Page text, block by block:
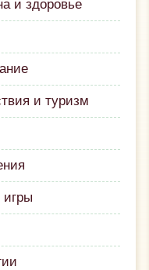
и здоровье
и туризм